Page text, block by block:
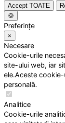
Accept TOATE
🍪
Preferințe
×
Necesare
Cookie-urile
site-ului web, iar
ele.Aceste
personală.
Analitice
Cookie-urile